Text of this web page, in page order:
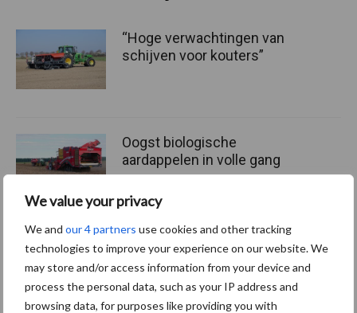
We value your privacy
We and our 4 partners use cookies and other tracking
technologies to improve your experience on our website. We
may store and/or access information from your device and
process the personal data, such as your IP address and
browsing data, for purposes like providing you with
“Hoge verwachtingen van
schijven voor kouters”
Oogst biologische
aardappelen in volle gang
Nieuwe compacte
gedragen pootcombinatie
van AVR